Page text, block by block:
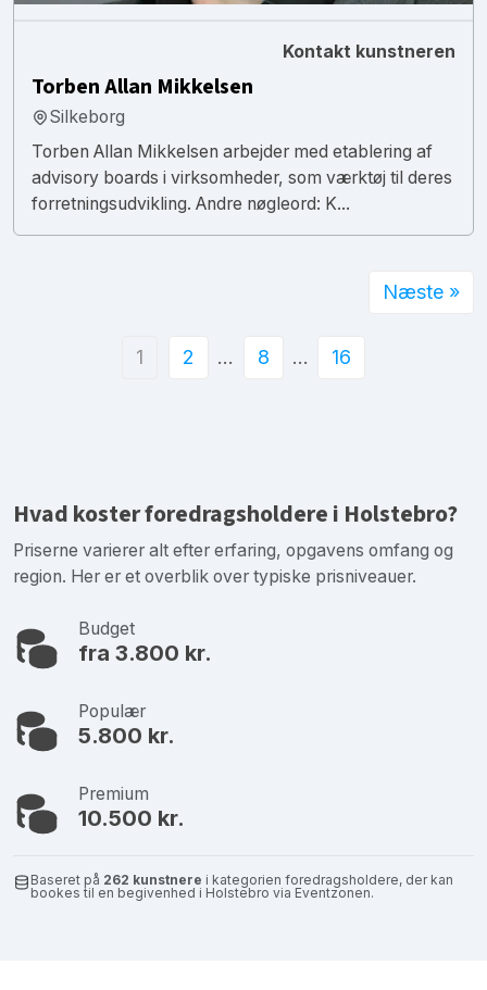
Kontakt kunstneren
Torben Allan Mikkelsen
Silkeborg
Torben Allan Mikkelsen arbejder med etablering af
advisory boards i virksomheder, som værktøj til deres
forretningsudvikling. Andre nøgleord: K...
1 2 … 8 … 16
Næste »
Hvad koster foredragsholdere i Holstebro?
Priserne varierer alt efter erfaring, opgavens omfang og
region. Her er et overblik over typiske prisniveauer.
Budget
fra 3.800 kr.
Populær
5.800 kr.
Premium
10.500 kr.
Baseret på 262 kunstnere i kategorien foredragsholdere, der kan
bookes til en begivenhed i Holstebro via Eventzonen.